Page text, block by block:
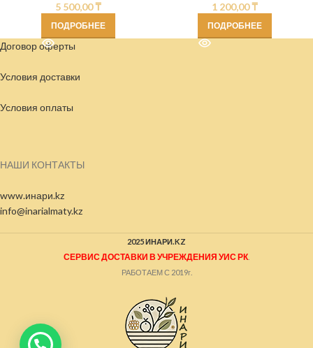
5 500,00₸
ПОДРОБНЕЕ
1 200,00₸
ПОДРОБНЕЕ
Договор оферты
Условия доставки
Условия оплаты
НАШИ КОНТАКТЫ
www.инари.kz
info@inarialmaty.kz
2025 ИНАРИ.KZ
СЕРВИС ДОСТАВКИ В УЧРЕЖДЕНИЯ УИС РК
РАБОТАЕМ С 2019г.